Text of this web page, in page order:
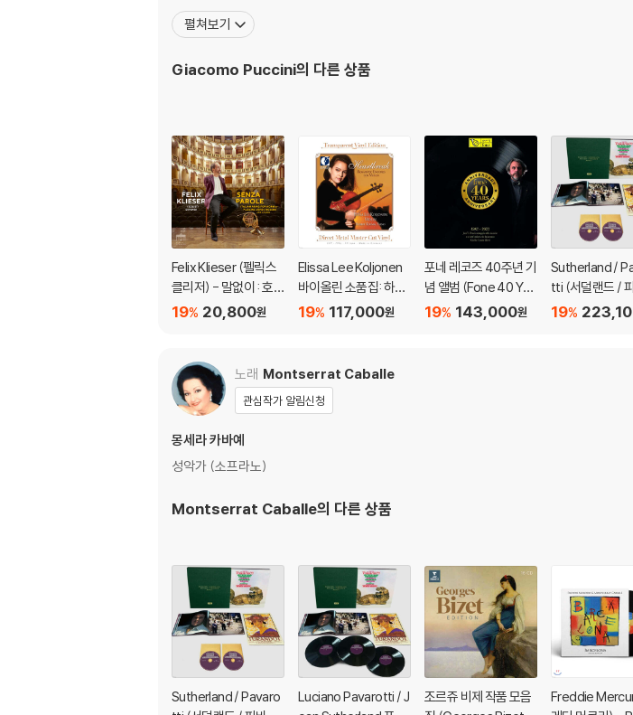
펼쳐보기
Giacomo Puccini의 다른 상품
Felix Klieser (펠릭스
클리저) - 말없이 : 호른
으로 연주하는 이탈리
Horn by Puccini, Ver
di, Rossini and other
s)
20,800원
19%
Elissa Lee Koljonen
바이올린 소품집: 하트
브레이크 (Heartbrea
리어 컬러 2LP]
117,000원
19%
포네 레코즈 40주년 기
념 앨범 (Fone 40 Yea
rs 1983-2023) [2L
143,000원
19%
Sutherland /
tti (서덜랜드 /
티) 푸치니: 투란
19%
노래 Montserrat Caballe
관심작가 알림신청
몽세라 카바예
성악가 (소프라노)
Montserrat Caballe의 다른 상품
Sutherland / Pavaro
Luciano Pavarotti / J
조르쥬 비제 작품 모음
Freddie